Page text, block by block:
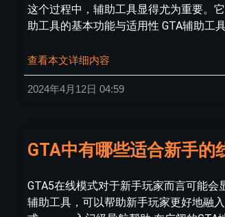
这个过程中，辅助工具显得尤为重要。
助工具的基本功能与适用性 GTA辅助工
查看本文详细内容
2024年4月12日 04:59
GTA中有哪些适合新手的
GTA5在线模式对于新手玩家而言可能
辅助工具，可以帮助新手玩家更好地融